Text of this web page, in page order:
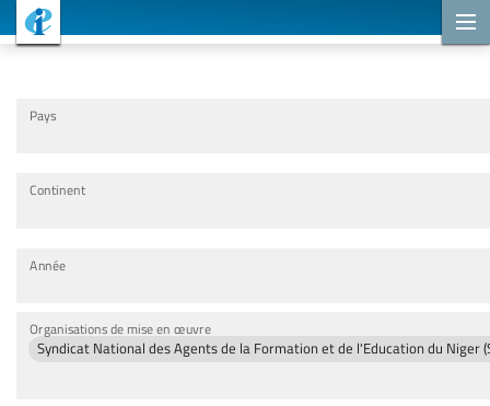
Pays
Continent
Année
Organisations de mise en œuvre
Syndicat National des Agents de la Formation et de l'Education du Niger